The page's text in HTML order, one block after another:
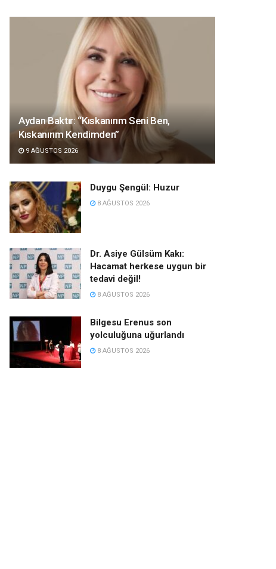
Aydan Baktır: “Kıskanırım Seni Ben,
Kıskanırım Kendimden”
9 AĞUSTOS 2026
Duygu Şengül: Huzur
8 AĞUSTOS 2026
Dr. Asiye Gülsüm Kakı:
Hacamat herkese uygun bir
tedavi değil!
8 AĞUSTOS 2026
Bilgesu Erenus son
yolculuğuna uğurlandı
8 AĞUSTOS 2026